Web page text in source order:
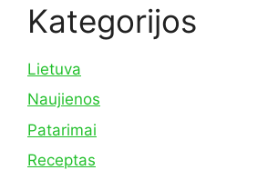
Kategorijos
Lietuva
Naujienos
Patarimai
Receptas